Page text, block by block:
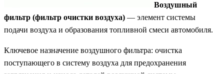
Воздушный
фильтр (фильтр очистки воздуха) — элемент системы
подачи воздуха и образования топливной смеси автомобиля.
Ключевое назначение воздушного фильтра: очистка
поступающего в систему воздуха для предохранения